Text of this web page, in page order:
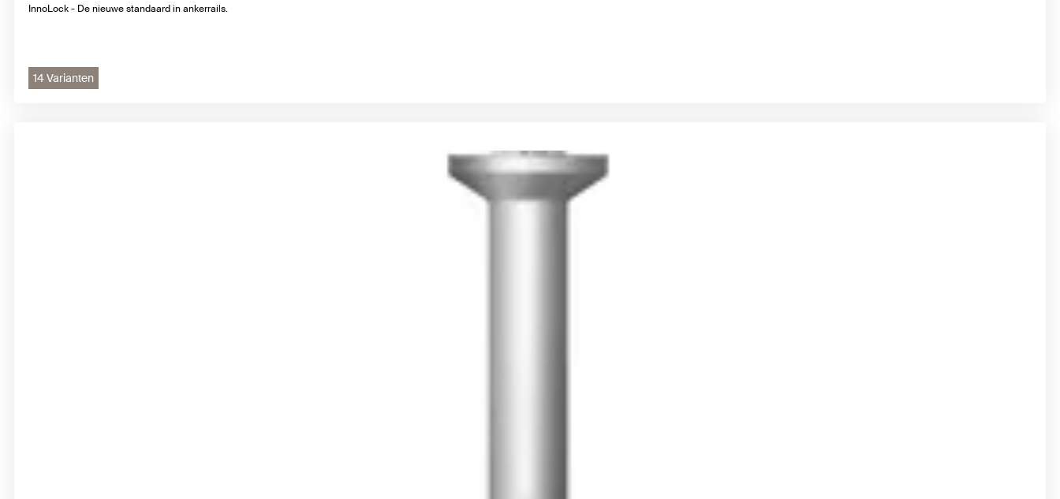
InnoLock - De nieuwe standaard in ankerrails.
14 Varianten